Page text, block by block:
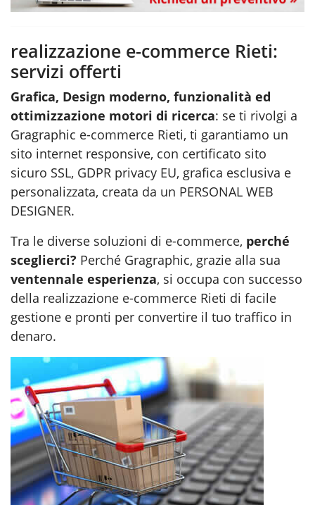
realizzazione e-commerce Rieti:
servizi offerti
Grafica, Design moderno, funzionalità ed
ottimizzazione motori di ricerca: se ti rivolgi a
Gragraphic e-commerce Rieti, ti garantiamo un
sito internet responsive, con certificato sito
sicuro SSL, GDPR privacy EU, grafica esclusiva e
personalizzata, creata da un PERSONAL WEB
DESIGNER.
Tra le diverse soluzioni di e-commerce, perché
sceglierci? Perché Gragraphic, grazie alla sua
ventennale esperienza, si occupa con successo
della realizzazione e-commerce Rieti di facile
gestione e pronti per convertire il tuo traffico in
denaro.